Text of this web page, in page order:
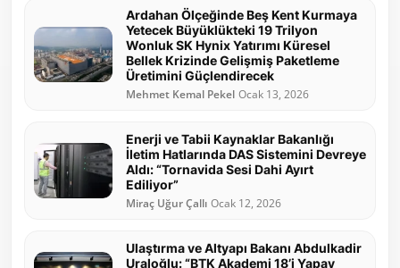
Ardahan Ölçeğinde Beş Kent Kurmaya
Yetecek Büyüklükteki 19 Trilyon
Wonluk SK Hynix Yatırımı Küresel
Bellek Krizinde Gelişmiş Paketleme
Üretimini Güçlendirecek
Mehmet Kemal Pekel Ocak 13, 2026
Enerji ve Tabii Kaynaklar Bakanlığı
İletim Hatlarında DAS Sistemini Devreye
Aldı: “Tornavida Sesi Dahi Ayırt
Ediliyor”
Miraç Uğur Çallı Ocak 12, 2026
Ulaştırma ve Altyapı Bakanı Abdulkadir
Uraloğlu: “BTK Akademi 18’i Yapay